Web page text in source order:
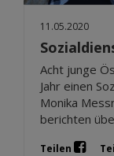
11.05.2020
Acht junge
Jahr einen
Monika
berichten
Teilen